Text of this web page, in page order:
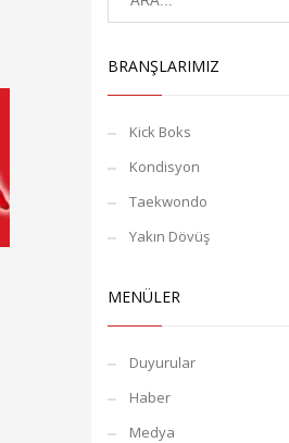
BRANŞLARIMIZ
Kick Boks
Kondisyon
Taekwondo
Yakın Dövüş
MENÜLER
Duyurular
Haber
Medya